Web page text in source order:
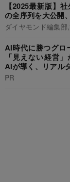
【2025最新版】
の全序列を大公開
ダイヤモンド編集部
AI時代に勝つグロ
「見えない経営
AIが導く、リアル
PR